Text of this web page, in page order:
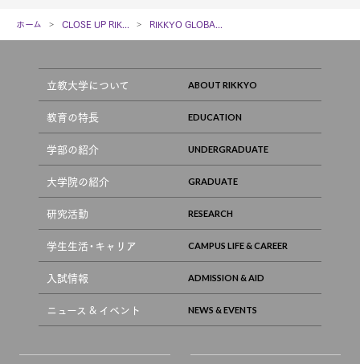
ホーム CLOSE UP RIK... RIKKYO GLOBA...
立教大学について
教育の特長
学部の紹介
大学院の紹介
研究活動
学生生活・キャリア
入試情報
ニュース & イベント